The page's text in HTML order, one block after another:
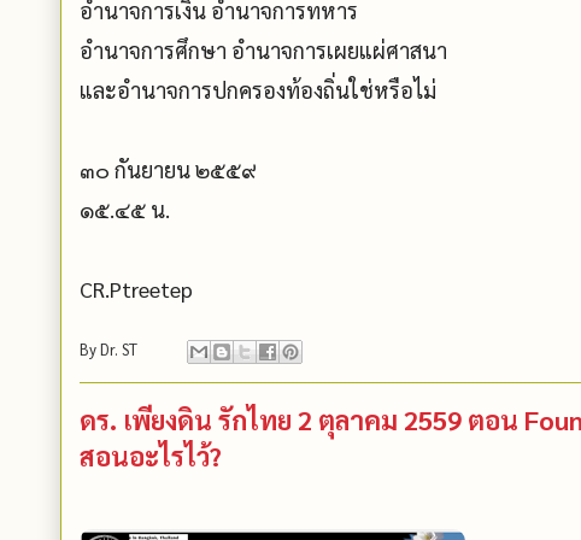
อำนาจการเงิน อำนาจการทหาร
อำนาจการศึกษา อำนาจการเผยแผ่ศาสนา
และอำนาจการปกครองท้องถิ่นใช่หรือไม่
๓๐ กันยายน ๒๕๕๙
๑๕.๔๕ น.
CR.Ptreetep
ByDr. ST
ดร.​ เพียงดิน รักไทย 2 ตุลาคม 2559 ตอน
สอนอะไรไว้?